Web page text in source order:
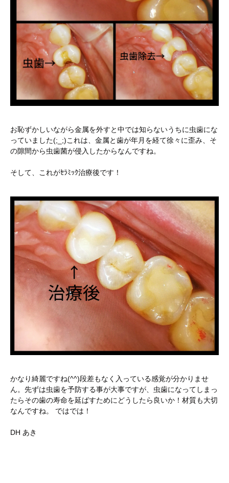
お恥ずかしいながら金属を外すと中では知らないうちに虫歯にな
っていました(;_;)これは、金属と歯が年月を経て徐々に歪み、そ
の隙間から虫歯菌が侵入したからなんですね。
そして、これがｾﾗﾐｯｸ治療後です！
かなり綺麗ですね(^^)段差もなく入っている感覚が分かりませ
ん。先ずは虫歯を予防する事が大事ですが、虫歯になってしまっ
たらその歯の寿命を延ばすためにどうしたら良いか！材質も大切
なんですね。 ではでは！
DH あき